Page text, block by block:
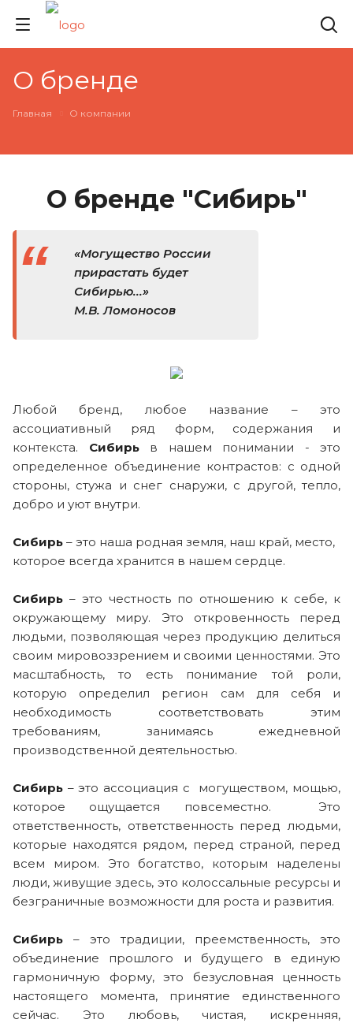
О бренде
Главная О компании
О бренде "Сибирь"
«Могущество России
прирастать будет
Сибирью...»
М.В. Ломоносов
Любой бренд, любое название – это
ассоциативный ряд форм, содержания и
контекста. Сибирьв нашем понимании - это
определенное объединение контрастов: с одной
стороны, стужа и снег снаружи, с другой, тепло,
добро и уют внутри.
Сибирь – это наша родная земля, наш край, место,
которое всегда хранится в нашем сердце.
Сибирь – это честность по отношению к себе, к
окружающему миру. Это откровенность перед
людьми, позволяющая через продукцию делиться
своим мировоззрением и своими ценностями. Это
масштабность, то есть понимание той роли,
которую определил регион сам для себя и
необходимость соответствовать этим
требованиям, занимаясь ежедневной
производственной деятельностью.
Сибирь – это ассоциация с могуществом, мощью,
которое ощущается повсеместно. Это
ответственность, ответственность перед людьми,
которые находятся рядом, перед страной, перед
всем миром. Это богатство, которым наделены
люди, живущие здесь, это колоссальные ресурсы и
безграничные возможности для роста и развития.
Сибирь
– это традиции, преемственность, это
объединение прошлого и будущего в единую
гармоничную форму, это безусловная ценность
настоящего момента, принятие единственного
сейчас. Это любовь, чистая, искренняя,